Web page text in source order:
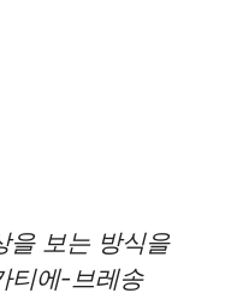
을 보는 방식을
티에-브레송